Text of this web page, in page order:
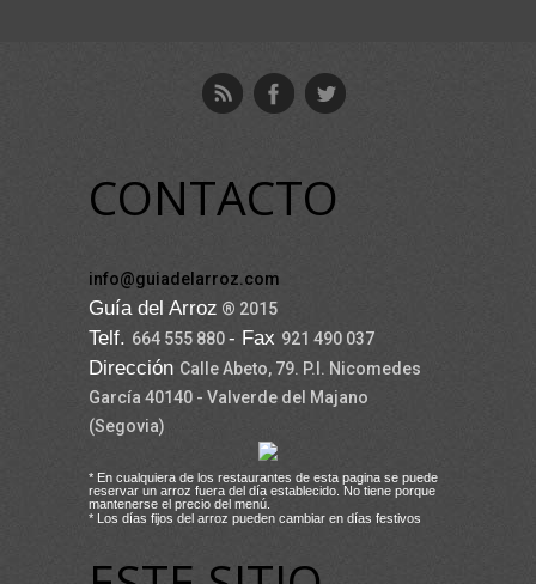
CONTACTO
info@guiadelarroz.com
Guía del Arroz ® 2015
Telf. 664 555 880- Fax 921 490 037
Dirección Calle Abeto, 79. P.I. Nicomedes
García 40140 - Valverde del Majano
(Segovia)
* En cualquiera de los restaurantes de esta pagina se puede
reservar un arroz fuera del día establecido. No tiene porque
mantenerse el precio del menú.
* Los días fijos del arroz pueden cambiar en días festivos